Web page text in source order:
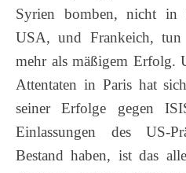
Syrien bomben, nicht in
USA, und Frankeich,
mehr als mäßigem Erfolg.
Attentaten in Paris hat
seiner Erfolge gegen
Einlassungen des US-
Bestand haben, ist das